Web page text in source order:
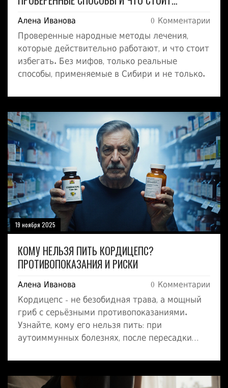
Алена Иванова 0 Комментарии
Проверенные народные методы лечения,
которые действительно работают, и что стоит
избегать. Без мифов, только реальные
способы, применяемые в Сибири и не только.
19 ноября 2025
КОМУ НЕЛЬЗЯ ПИТЬ КОРДИЦЕПС?
ПРОТИВОПОКАЗАНИЯ И РИСКИ
Алена Иванова 0 Комментарии
Кордицепс - не безобидная трава, а мощный
гриб с серьёзными противопоказаниями.
Узнайте, кому его нельзя пить: при
аутоиммунных болезнях, после пересадки
состояниях. Безопасные альтернативы тоже
есть.